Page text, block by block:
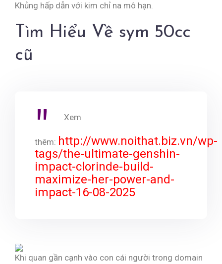
Khủng hấp dẫn với kim chỉ na mô hạn.
Tìm Hiểu Về sym 50cc
cũ
Xem
thêm: http://www.noithat.biz.vn/wp-
tags/the-ultimate-genshin-
impact-clorinde-build-
maximize-her-power-and-
impact-16-08-2025
Khi quan gần cạnh vào con cái người trong domain